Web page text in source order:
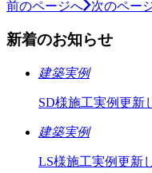
前のページへ 次のペー
新着のお知らせ
建築実例
SD様施工実例更新
建築実例
LS様施工実例更新